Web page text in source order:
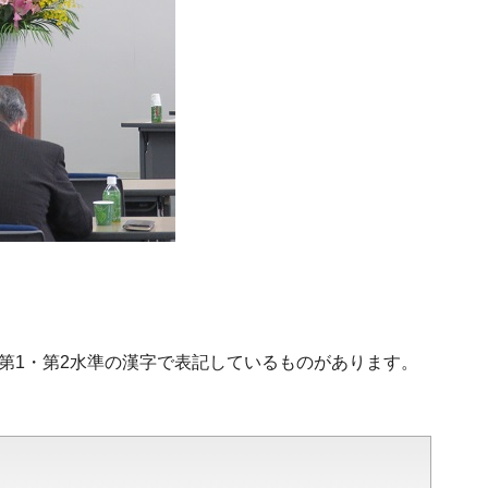
・第2水準の漢字で表記しているものがあります。